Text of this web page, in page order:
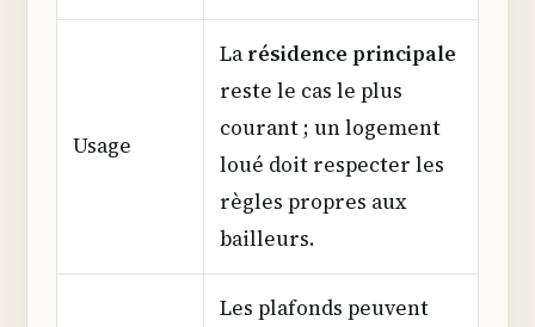
Usage
Larésidence principale
reste le cas le plus
courant ; un logement
loué doit respecter les
règles propres aux
bailleurs.
Les plafonds peuvent